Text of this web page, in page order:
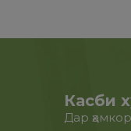
Касби
Дар